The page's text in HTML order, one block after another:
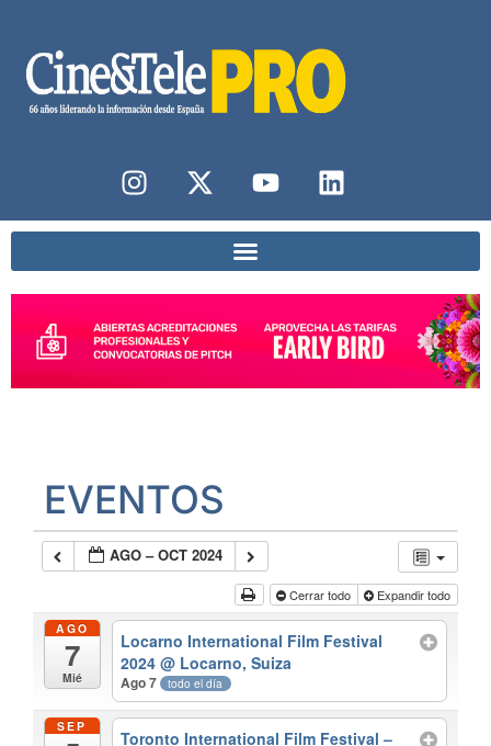
EVENTOS
AGO – OCT 2024
Cerrar todo Expandir todo
AGO
7
Mié
Locarno International Film Festival
2024@ Locarno, Suiza
Ago 7 todo el día
SEP
Toronto International Film Festival –